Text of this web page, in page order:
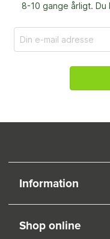
8-10 gange årligt.
Information
Shop online